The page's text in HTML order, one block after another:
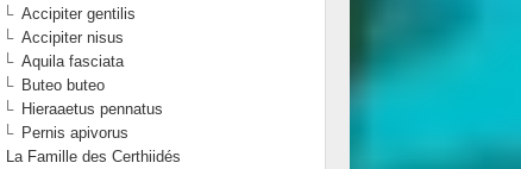
Accipiter gentilis
Accipiter nisus
Aquila fasciata
Buteo buteo
Hieraaetus pennatus
Pernis apivorus
La Famille des Certhiidés